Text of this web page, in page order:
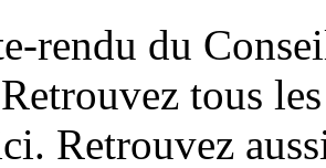
rendu du
tous
Retrouvez